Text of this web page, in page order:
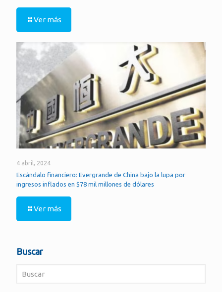
Ver más
4 abril, 2024
Escándalo financiero: Evergrande de China bajo la lupa por
ingresos inflados en $78 mil millones de dólares
Ver más
Buscar